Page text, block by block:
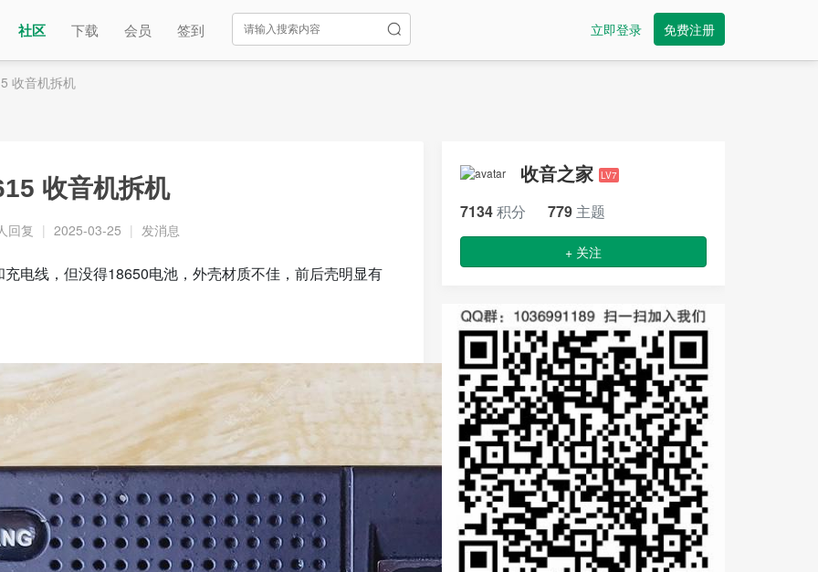
社区 下载 会员 签到 立即登录 免费注册
收音机拆机
收音机拆机
回复 | 2025-03-25 | 发消息
电线，但没得18650电池，外壳材质不佳，前后壳明显有
收音之家 LV7
7134积分 779 主题
+ 关注